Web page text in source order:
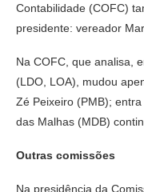
Contabilidade (COFC)
presidente: vereador
Na COFC, que analisa,
(LDO, LOA), mudou
Zé Peixeiro (PMB);
das Malhas (MDB)
Outras comissões
Na presidência da